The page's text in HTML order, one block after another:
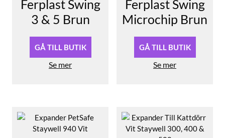
Ferplast Swing
3 & 5 Brun
GÅ TILL BUTIK
Se mer
Ferplast Swing
Microchip Brun
GÅ TILL BUTIK
Se mer